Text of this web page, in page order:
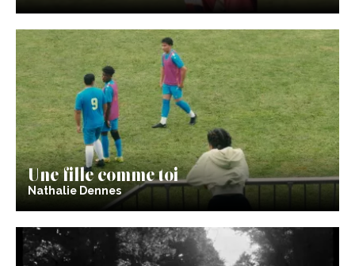
Une fille comme toi
Nathalie Dennes